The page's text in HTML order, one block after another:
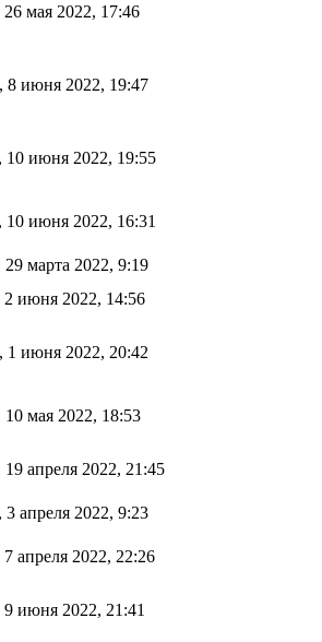
26 мая 2022, 17:46
8 июня 2022, 19:47
10 июня 2022, 19:55
10 июня 2022, 16:31
29 марта 2022, 9:19
2 июня 2022, 14:56
1 июня 2022, 20:42
10 мая 2022, 18:53
19 апреля 2022, 21:45
3 апреля 2022, 9:23
7 апреля 2022, 22:26
9 июня 2022, 21:41